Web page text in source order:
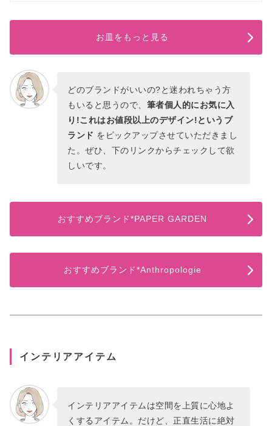
お皿をもっと見る
どのブランドがいいの?と迷われちゃう方
もいると思うので、 筆者個人的にお気に入
り!これはお値段以上のデザイン!というブ
ランド をピックアップさせていただきまし
た。ぜひ、下のリンクからチェックして欲
しいです。
おすすめブランド*PAPER GARDEN
おすすめブランド*Anthropologie
インテリアアイテム
インテリアアイテムは空間を上質に心地よ
くするアイテム。だけど、正直生活に絶対